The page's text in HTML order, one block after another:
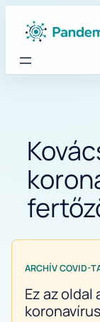
ARCHÍV COVID-
Ez az oldal